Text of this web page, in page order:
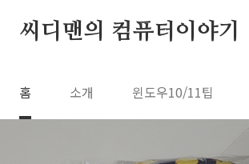
씨디맨의 컴퓨터이야기
홈 소개 윈도우10/11팁